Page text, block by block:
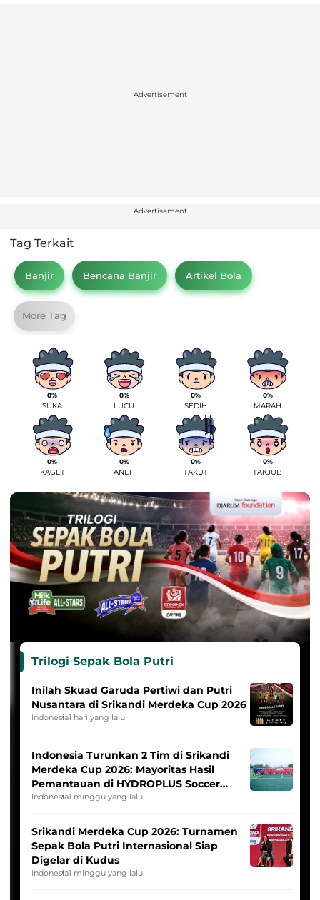
Advertisement
Advertisement
Tag Terkait
Banjir Bencana Banjir Artikel Bola
More Tag
0%
SUKA
0%
LUCU
0%
SEDIH
0%
MARAH
0%
KAGET
0%
ANEH
0%
TAKUT
0%
TAKJUB
Trilogi Sepak Bola Putri
Inilah Skuad Garuda Pertiwi dan Putri
Nusantara di Srikandi Merdeka Cup 2026
Indonesia1 hari yang lalu
Indonesia Turunkan 2 Tim di Srikandi
Merdeka Cup 2026: Mayoritas Hasil
Pemantauan di HYDROPLUS Soccer
League
Indonesia1 minggu yang lalu
Srikandi Merdeka Cup 2026: Turnamen
Sepak Bola Putri Internasional Siap
Digelar di Kudus
Indonesia1 minggu yang lalu